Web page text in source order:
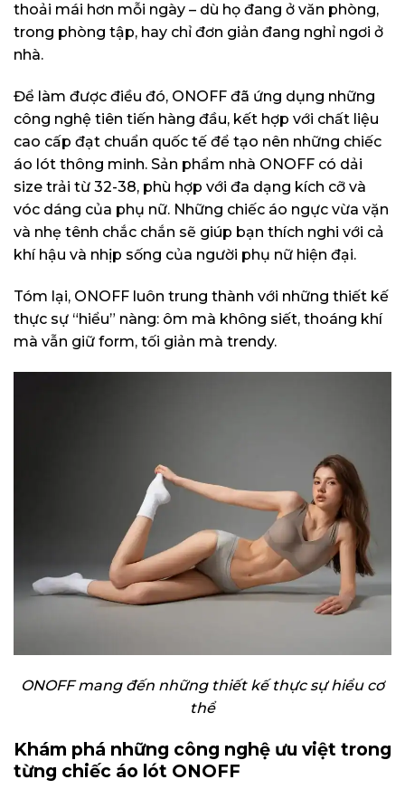
thoải mái hơn mỗi ngày – dù họ đang ở văn phòng,
trong phòng tập, hay chỉ đơn giản đang nghỉ ngơi ở
nhà.
Để làm được điều đó, ONOFF đã ứng dụng những
công nghệ tiên tiến hàng đầu, kết hợp với chất liệu
cao cấp đạt chuẩn quốc tế để tạo nên những chiếc
áo lót thông minh. Sản phẩm nhà ONOFF có dải
size trải từ 32-38, phù hợp với đa dạng kích cỡ và
vóc dáng của phụ nữ. Những chiếc áo ngực vừa vặn
và nhẹ tênh chắc chắn sẽ giúp bạn thích nghi với cả
khí hậu và nhịp sống của người phụ nữ hiện đại.
Tóm lại, ONOFF luôn trung thành với những thiết kế
thực sự “hiểu” nàng: ôm mà không siết, thoáng khí
mà vẫn giữ form, tối giản mà trendy.
ONOFF mang đến những thiết kế thực sự hiểu cơ
thể
Khám phá những công nghệ ưu việt trong
từng chiếc áo lót ONOFF